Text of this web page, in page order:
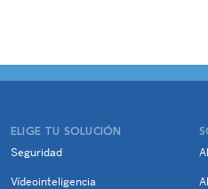
ELIGE TU SOLUCIÓN
Seguridad
Vídeointeligencia